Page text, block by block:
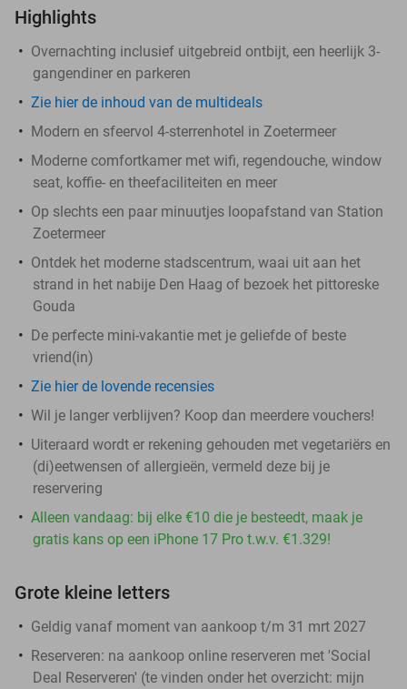
Highlights
Overnachting inclusief uitgebreid ontbijt, een heerlijk 3-
gangendiner en parkeren
Zie hier de inhoud van de multideals
Modern en sfeervol 4-sterrenhotel in Zoetermeer
Moderne comfortkamer met wifi, regendouche, window
seat, koffie- en theefaciliteiten en meer
Op slechts een paar minuutjes loopafstand van Station
Zoetermeer
Ontdek het moderne stadscentrum, waai uit aan het
strand in het nabije Den Haag of bezoek het pittoreske
Gouda
De perfecte mini-vakantie met je geliefde of beste
vriend(in)
Zie hier de lovende recensies
Wil je langer verblijven? Koop dan meerdere vouchers!
Uiteraard wordt er rekening gehouden met vegetariërs en
(di)eetwensen of allergieën, vermeld deze bij je
reservering
Alleen vandaag: bij elke €10 die je besteedt, maak je
gratis kans op een iPhone 17 Pro t.w.v. €1.329!
Grote kleine letters
Geldig vanaf moment van aankoop t/m 31 mrt 2027
Reserveren: na aankoop online reserveren met 'Social
Deal Reserveren' (te vinden onder het overzicht: mijn